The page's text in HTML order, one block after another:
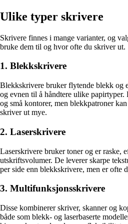
Ulike typer skrivere
Skrivere finnes i mange varianter, og
bruke dem til og hvor ofte du skriver ut.
1. Blekkskrivere
Blekkskrivere bruker flytende blekk og
og evnen til å håndtere ulike
og små kontorer, men blekkpatroner
skriver ut mye.
2. Laserskrivere
Laserskrivere bruker toner og er raske,
utskriftsvolumer. De leverer skarpe
per side enn blekkskrivere, men er ofte
3. Multifunksjonsskrivere
Disse kombinerer skriver, skanner og
både som blekk- og laserbaserte